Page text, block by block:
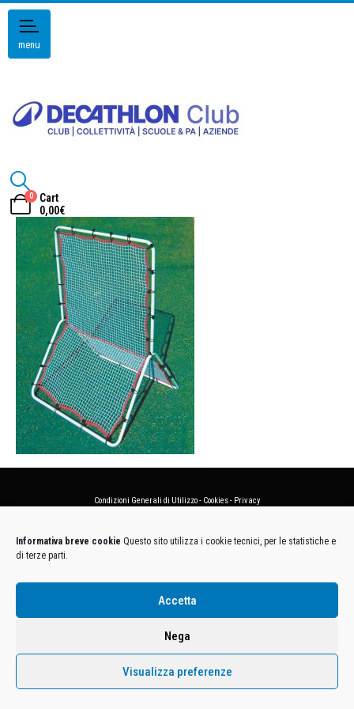
Informativa breve cookie Questo sito utilizza i cookie tecnici, per le statistiche e
di terze parti.
Accetta
Nega
Visualizza preferenze
menu
0
Cart
0,00€
Condizioni Generali di Utilizzo- Cookies- Privacy
Euro 12.500.000 i.v. - C.F. e Iscr. Reg. Imp. Monza e Brianza 02137480964 - R.E.A. MB-1370021 -
P.IVA. 11005760159 - Direzione e coordinamento art. 2497 C.C. DECATHLON SA, Villeneuve